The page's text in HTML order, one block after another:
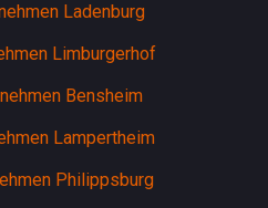
Ladenburg
Limburgerhof
Bensheim
Lampertheim
Philippsburg